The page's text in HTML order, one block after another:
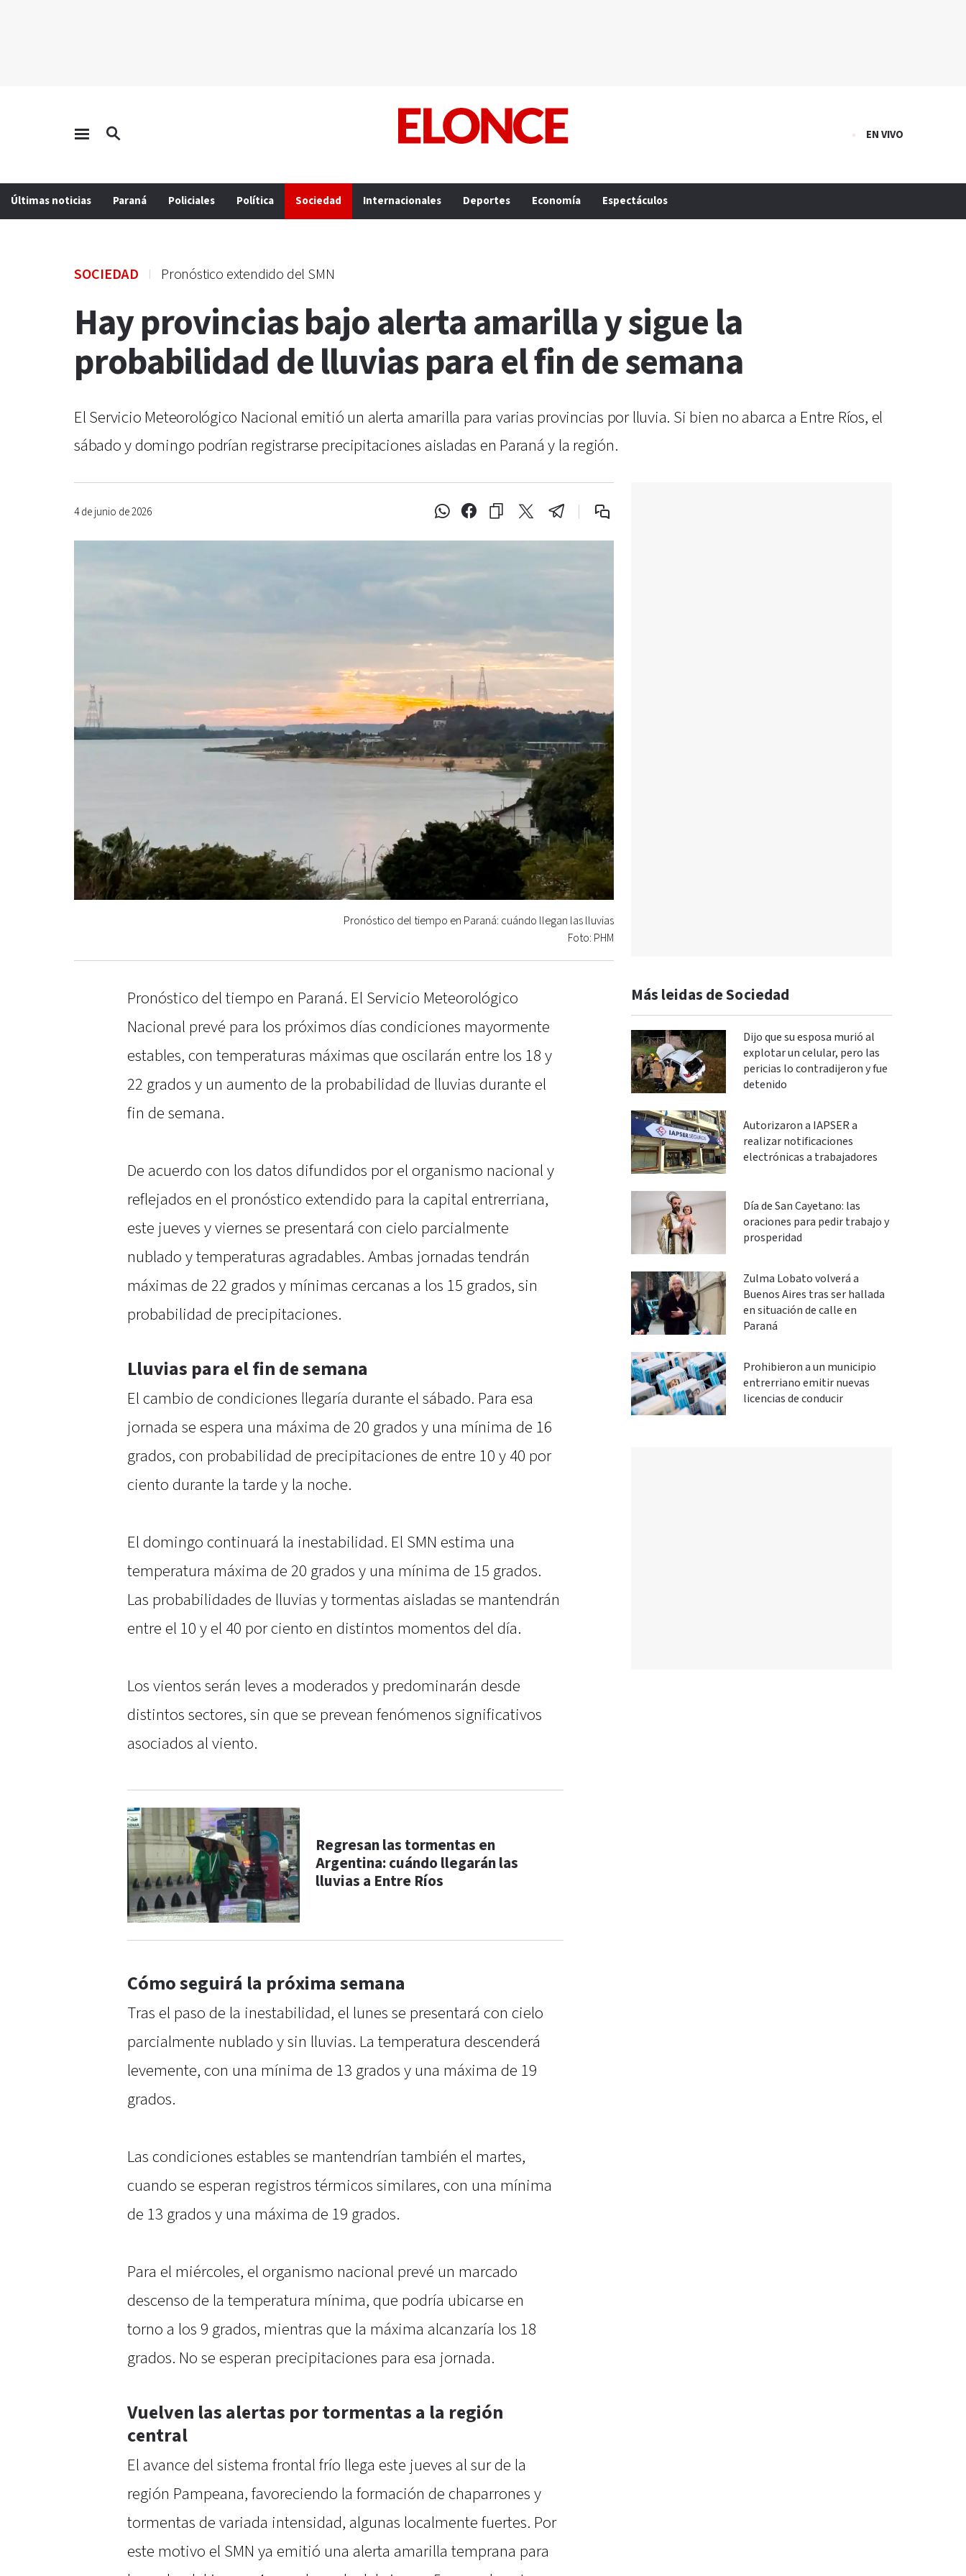
EN VIVO
Últimas noticias Paraná Policiales Política Sociedad Internacionales Deportes Economía Espectáculos
SOCIEDAD Pronóstico extendido del SMN
Hay provincias bajo alerta amarilla y sigue la
probabilidad de lluvias para el fin de semana
El Servicio Meteorológico Nacional emitió un alerta amarilla para varias provincias por lluvia. Si bien no abarca a Entre Ríos, el
sábado y domingo podrían registrarse precipitaciones aisladas en Paraná y la región.
4 de junio de 2026
Pronóstico del tiempo en Paraná: cuándo llegan las lluvias
Foto: PHM
Pronóstico del tiempo en Paraná. El Servicio Meteorológico
Nacional prevé para los próximos días condiciones mayormente
estables, con temperaturas máximas que oscilarán entre los 18 y
22 grados y un aumento de la probabilidad de lluvias durante el
fin de semana.
De acuerdo con los datos difundidos por el organismo nacional y
reflejados en el pronóstico extendido para la capital entrerriana,
este jueves y viernes se presentará con cielo parcialmente
nublado y temperaturas agradables. Ambas jornadas tendrán
máximas de 22 grados y mínimas cercanas a los 15 grados, sin
probabilidad de precipitaciones.
Lluvias para el fin de semana
El cambio de condiciones llegaría durante el sábado. Para esa
jornada se espera una máxima de 20 grados y una mínima de 16
grados, con probabilidad de precipitaciones de entre 10 y 40 por
ciento durante la tarde y la noche.
El domingo continuará la inestabilidad. El SMN estima una
temperatura máxima de 20 grados y una mínima de 15 grados.
Las probabilidades de lluvias y tormentas aisladas se mantendrán
entre el 10 y el 40 por ciento en distintos momentos del día.
Los vientos serán leves a moderados y predominarán desde
distintos sectores, sin que se prevean fenómenos significativos
asociados al viento.
Regresan las tormentas en
Argentina: cuándo llegarán las
lluvias a Entre Ríos
Cómo seguirá la próxima semana
Tras el paso de la inestabilidad, el lunes se presentará con cielo
parcialmente nublado y sin lluvias. La temperatura descenderá
levemente, con una mínima de 13 grados y una máxima de 19
grados.
Las condiciones estables se mantendrían también el martes,
cuando se esperan registros térmicos similares, con una mínima
de 13 grados y una máxima de 19 grados.
Para el miércoles, el organismo nacional prevé un marcado
descenso de la temperatura mínima, que podría ubicarse en
torno a los 9 grados, mientras que la máxima alcanzaría los 18
grados. No se esperan precipitaciones para esa jornada.
Vuelven las alertas por tormentas a la región
central
El avance del sistema frontal frío llega este jueves al sur de la
región Pampeana, favoreciendo la formación de chaparrones y
tormentas de variada intensidad, algunas localmente fuertes. Por
este motivo el SMN ya emitió una alerta amarilla temprana para
Más leidas de Sociedad
Dijo que su esposa murió al
explotar un celular, pero las
pericias lo contradijeron y fue
detenido
Autorizaron a IAPSER a
realizar notificaciones
electrónicas a trabajadores
Día de San Cayetano: las
oraciones para pedir trabajo y
prosperidad
Zulma Lobato volverá a
Buenos Aires tras ser hallada
en situación de calle en
Paraná
Prohibieron a un municipio
entrerriano emitir nuevas
licencias de conducir